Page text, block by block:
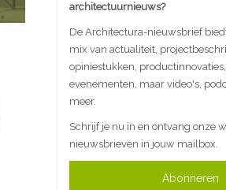
architectuurnieuws?
De Architectura-nieuwsbrief
mix van actualiteit,
opiniestukken,
evenementen, maar video's,
meer.
Schrijf je nu in en ontvang onze
nieuwsbrieven in jouw mailbox.
Abonneren